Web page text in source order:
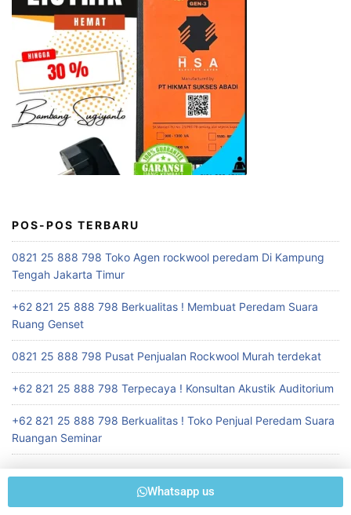
POS-POS TERBARU
0821 25 888 798 Toko Agen rockwool peredam Di Kampung
Tengah Jakarta Timur
+62 821 25 888 798 Berkualitas ! Membuat Peredam Suara
Ruang Genset
0821 25 888 798 Pusat Penjualan Rockwool Murah terdekat
+62 821 25 888 798 Terpecaya ! Konsultan Akustik Auditorium
+62 821 25 888 798 Berkualitas ! Toko Penjual Peredam Suara
Ruangan Seminar
Whatsapp us